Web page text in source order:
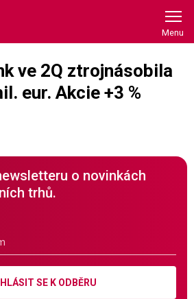
ve 2Q ztrojnásobila
eur. Akcie +3 %
o novinkách
trhů.
SE K ODBĚRU